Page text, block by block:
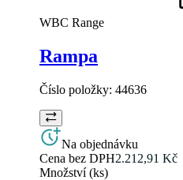
WBC Range
Rampa
Číslo položky: 44636
Na objednávku
Cena bez DPH2.212,91 Kč
Množství (ks)